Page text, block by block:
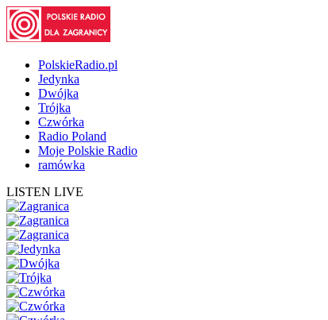
PolskieRadio.pl
Jedynka
Dwójka
Trójka
Czwórka
Radio Poland
Moje Polskie Radio
ramówka
LISTEN LIVE